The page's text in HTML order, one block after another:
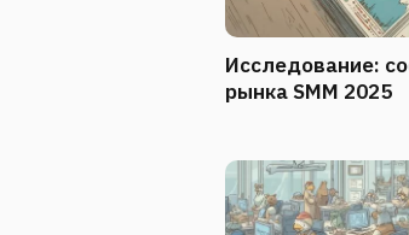
Исследование:
рынка SMM 2025